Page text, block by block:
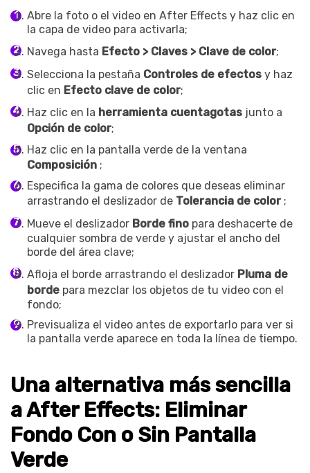
Abre la foto o el video en After Effects y haz clic en
la capa de video para activarla;
Navega hasta Efecto > Claves > Clave de color;
Selecciona la pestaña Controles de efectos y haz
clic en Efecto clave de color;
Haz clic en la herramienta cuentagotas junto a
Opción de color;
Haz clic en la pantalla verde de la ventana
Composición ;
Especifica la gama de colores que deseas eliminar
arrastrando el deslizador de Tolerancia de color ;
Mueve el deslizador Borde fino para deshacerte de
cualquier sombra de verde y ajustar el ancho del
borde del área clave;
Afloja el borde arrastrando el deslizador Pluma de
borde para mezclar los objetos de tu video con el
fondo;
Previsualiza el video antes de exportarlo para ver si
la pantalla verde aparece en toda la línea de tiempo.
Una alternativa más sencilla
a After Effects: Eliminar
Fondo Con o Sin Pantalla
Verde
Record Like a Pro, Edit
With AI Ease.
Record. Edit. Share. All with
Got It Try It Now